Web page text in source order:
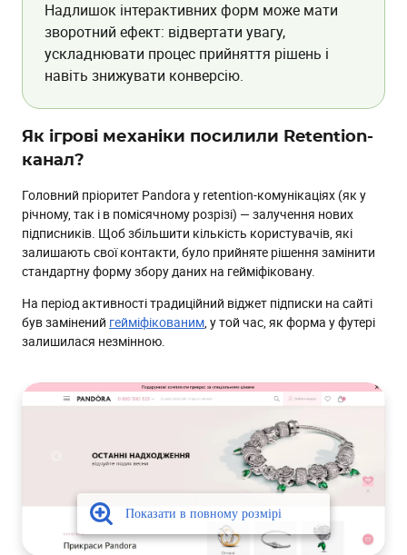
Надлишок інтерактивних форм може мати
зворотний ефект: відвертати увагу,
ускладнювати процес прийняття рішень і
навіть знижувати конверсію.
Як ігрові механіки посилили Retention-
канал?
Головний пріоритет Pandora у retention-комунікаціях (як у
річному, так і в помісячному розрізі) — залучення нових
підписників. Щоб збільшити кількість користувачів, які
залишають свої контакти, було прийняте рішення замінити
стандартну форму збору даних на гейміфіковану.
На період активності традиційний віджет підписки на сайті
був замінений гейміфікованим, у той час, як форма у футері
залишилася незмінною.